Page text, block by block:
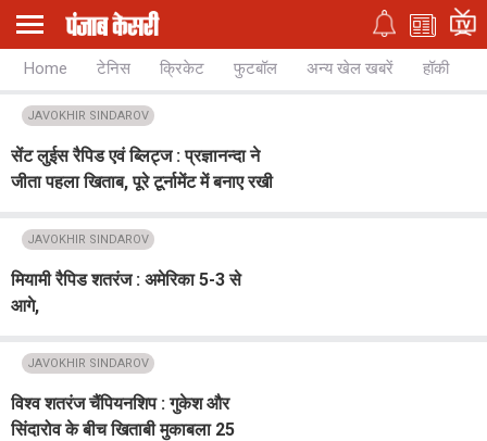
Home टेनिस क्रिकेट फुटबॉल अन्य खेल खबरें हॉकी
JAVOKHIR SINDAROV
सेंट लुईस रैपिड एवं ब्लिट्ज : प्रज्ञानन्दा ने
जीता पहला खिताब, पूरे टूर्नामेंट में बनाए रखी
JAVOKHIR SINDAROV
मियामी रैपिड शतरंज : अमेरिका 5-3 से
आगे,
JAVOKHIR SINDAROV
विश्व शतरंज चैंपियनशिप : गुकेश और
सिंदारोव के बीच खिताबी मुकाबला 25